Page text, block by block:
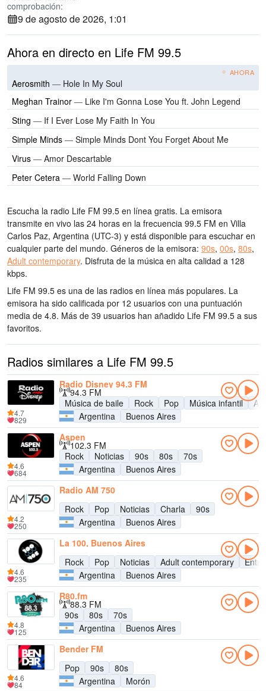
comprobación:
9 de agosto de 2026, 1:01
Ahora en directo en Life FM 99.5
AHORA
Aerosmith — Hole In My Soul
Meghan Trainor — Like I'm Gonna Lose You ft. John Legend
Sting — If I Ever Lose My Faith In You
Simple Minds — Simple Minds Dont You Forget About Me
Virus — Amor Descartable
Peter Cetera — World Falling Down
Escucha la radio Life FM 99.5 en línea gratis. La emisora
transmite en vivo las 24 horas en la frecuencia 99.5 FM en Villa
Carlos Paz, Argentina (UTC-3) y está disponible para escuchar en
cualquier parte del mundo. Géneros de la emisora: 90s, 00s, 80s,
Adult contemporary. Disfruta de la música en alta calidad a 128
kbps.
Life FM 99.5 es una de las radios en línea más populares. La
emisora ha sido calificada por 12 usuarios con una puntuación
media de 4.8. Más de 39 usuarios han añadido Life FM 99.5 a sus
favoritos.
Radios similares a Life FM 99.5
Radio Disney 94.3 FM
94.3 FM
Música de baile
Rock Pop Música infantil
Argentina
Buenos Aires
4.7
829
Aspen
102.3 FM
Rock
Noticias 90s 80s
70s
Argentina
Buenos Aires
4.6
684
Radio AM 750
Rock
Pop Noticias Charla
90s
Argentina
Buenos Aires
4.2
250
La 100, Buenos Aires
Rock
Pop Noticias Adult contemporary
Argentina
Buenos Aires
4.6
235
R80.fm
88.3 FM
90s
80s
70s
Argentina
Buenos Aires
4.8
125
Bender FM
Pop
90s
80s
Argentina
Morón
4.6
84